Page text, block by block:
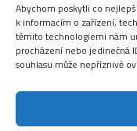
Abychom poskytli co
k informacím o zařízení,
těmito technologiemi nám
procházení nebo jedinečná
souhlasu může nepříznivě
Výstavy ABS